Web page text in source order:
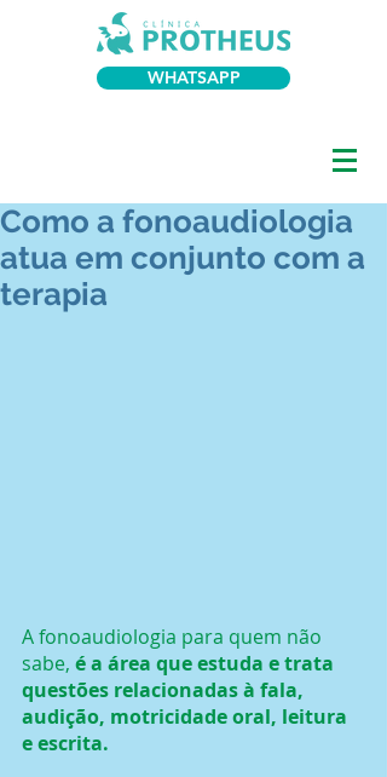
WHATSAPP
Como a fonoaudiologia
atua em conjunto com a
terapia
A fonoaudiologia para quem não
sabe, é a área que estuda e trata
questões relacionadas à fala,
audição, motricidade oral, leitura
e escrita.